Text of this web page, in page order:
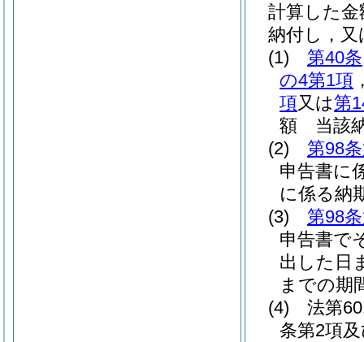
計算した
納付し，
(1)
第40条
の4第1項
項又は第
額 当該
(2)
第98
申告書に
に係る納
(3)
第98
申告書で
出した日
までの期
(4)
法第
条第2項